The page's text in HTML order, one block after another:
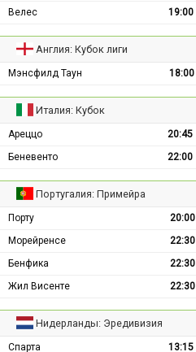
Велес 19:00
Англия: Кубок лиги
Мэнсфилд Таун 18:00
Италия: Кубок
Ареццо 20:45
Беневенто
22:00
Португалия: Примейра
Порту 20:00
Морейренсе
22:30
Бенфика
22:30
Жил Висенте
22:30
Нидерланды: Эредивизия
Спарта 13:15